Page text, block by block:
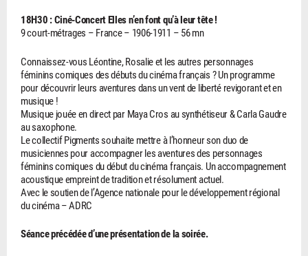
18H30 : Ciné-Concert Elles n’en font qu’à leur tête !
9 court-métrages – France – 1906-1911 – 56 mn
Connaissez-vous Léontine, Rosalie et les autres personnages
féminins comiques des débuts du cinéma français ? Un programme
pour découvrir leurs aventures dans un vent de liberté revigorant et en
musique !
Musique jouée en direct par Maya Cros au synthétiseur & Carla Gaudre
au saxophone.
Le collectif Pigments souhaite mettre à l’honneur son duo de
musiciennes pour accompagner les aventures des personnages
féminins comiques du début du cinéma français. Un accompagnement
acoustique empreint de tradition et résolument actuel.
Avec le soutien de l’Agence nationale pour le développement régional
du cinéma – ADRC
Séance précédée d’une présentation de la soirée.